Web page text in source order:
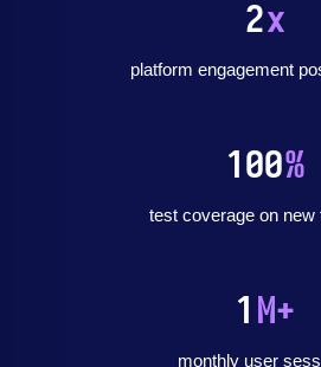
2x
platform engagement
100%
test coverage on new
1 M+
monthly user